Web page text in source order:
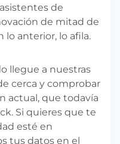
de
de mitad de
lo anterior, lo afila.
llegue a nuestras
cerca y comprobar
actual, que todavía
Si quieres que te
esté en
tus datos en el